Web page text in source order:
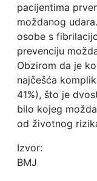
pacijentima
moždanog
osobe s
prevenciju
Obzirom da je
najčešća
41%), što je
bilo kojeg
od životnog
Izvor:
BMJ